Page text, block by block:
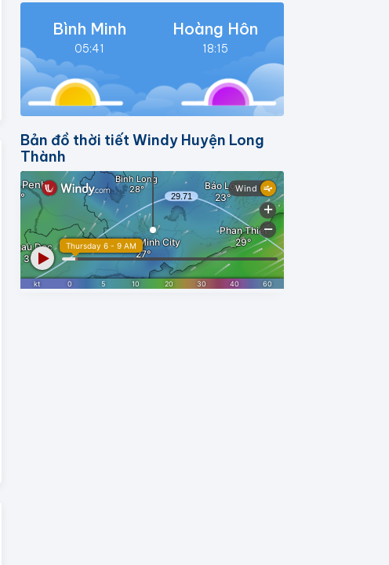
Bình Minh
05:41
Hoàng Hôn
18:15
Bản đồ thời tiết Windy Huyện Long
Thành